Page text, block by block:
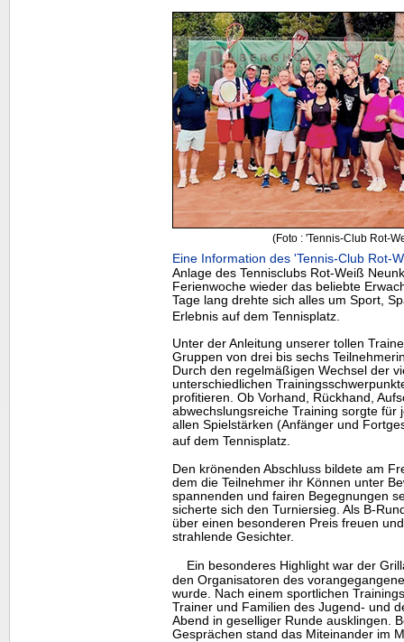
(Foto : 'Tennis-Club Rot-
Eine Information des 'Tennis-Club
Anlage des Tennisclubs Rot-Weiß
Ferienwoche wieder das beliebte
Tage lang drehte sich alles um Sport,
Erlebnis auf dem Tennisplatz.
Unter der Anleitung unserer tollen
Gruppen von drei bis sechs
Durch den regelmäßigen Wechsel der
unterschiedlichen
profitieren. Ob Vorhand, Rückhand,
abwechslungsreiche Training sorgte für
allen Spielstärken (Anfänger und
auf dem Tennisplatz.
Den krönenden Abschluss bildete am
dem die Teilnehmer ihr Können unter
spannenden und fairen Begegnungen
sicherte sich den Turniersieg. Als B-
über einen besonderen Preis freuen
strahlende Gesichter.
Ein besonderes Highlight war der
den Organisatoren des
wurde. Nach einem sportlichen
Trainer und Familien des Jugend- und
Abend in geselliger Runde ausklingen.
Gesprächen stand das Miteinander im